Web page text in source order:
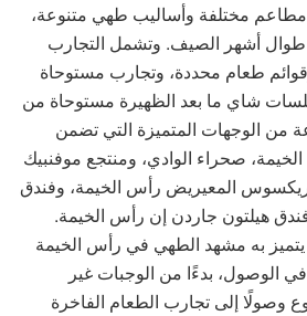
مختلفة وأساليب طهي متنوعة،
طوال أشهر الصيف. وتشمل التجارب
طعام محددة، وتجارب مستوحاة
شاي ما بعد الظهيرة مستوحاة من
من الوجهات المتميزة التي تضمن
صحراء الوادي، ومنتجع موفنبيك
المعيريض رأس الخيمة، وفندق
هيلتون جاردن إن رأس الخيمة.
به مشهد الطهي في رأس الخيمة
الوصول، بدءًا من الوجبات غير
وصولًا إلى تجارب الطعام الفاخرة